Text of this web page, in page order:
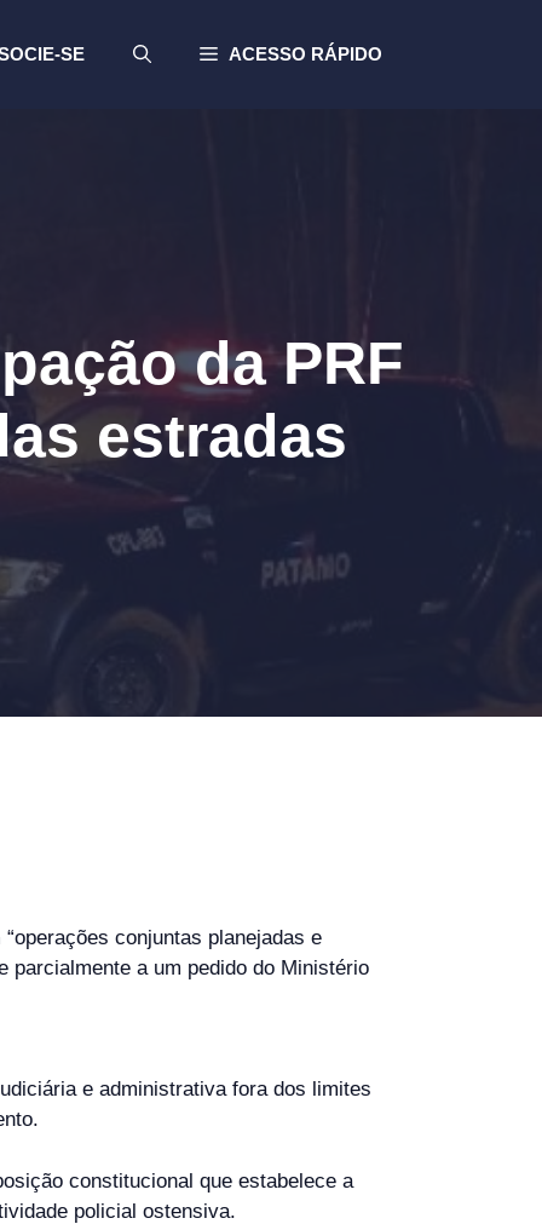
SE ACESSO RÁPIDO
da PRF
estradas
conjuntas planejadas e
parcialmente a um pedido do Ministério
e administrativa fora dos limites
constitucional que estabelece a
policial ostensiva.